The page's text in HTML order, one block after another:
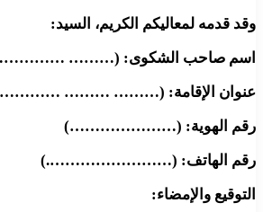
وقد قدمه لمعاليكم الكريم، السيد:
اسم صاحب الشكوى: (………
عنوان الإقامة: (……… ………
رقم الهوية: (…………………)
رقم الهاتف: (…………………….)
التوقيع والإمضاء: